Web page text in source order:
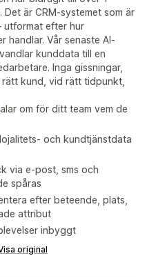
Det är CRM-systemet som är
utformat efter hur
handlar. Vår senaste AI-
kunddata till en
Inga gissningar,
rätt kund, vid rätt tidpunkt,
om för ditt team vem de
och kundtjänstdata
via e-post, sms och
spåras
efter beteende, plats,
attribut
inbyggt
original